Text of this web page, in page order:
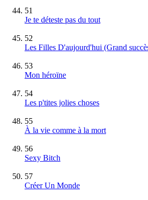
51
Je te déteste pas du tout
52
Les Filles D'aujourd'hui (Grand
53
Mon héroïne
54
Les p'tites jolies choses
55
À la vie comme à la mort
56
Sexy Bitch
57
Créer Un Monde